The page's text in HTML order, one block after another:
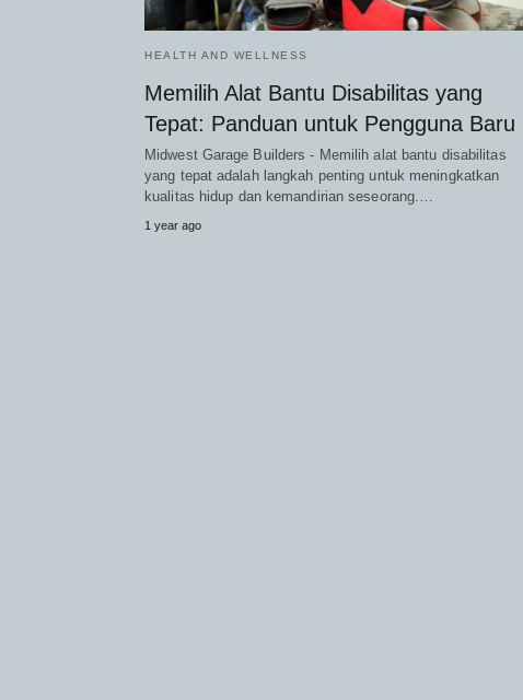
HEALTH AND WELLNESS
Memilih Alat Bantu Disabilitas yang
Tepat: Panduan untuk Pengguna Baru
Midwest Garage Builders - Memilih alat bantu disabilitas
yang tepat adalah langkah penting untuk meningkatkan
kualitas hidup dan kemandirian seseorang.…
1 year ago